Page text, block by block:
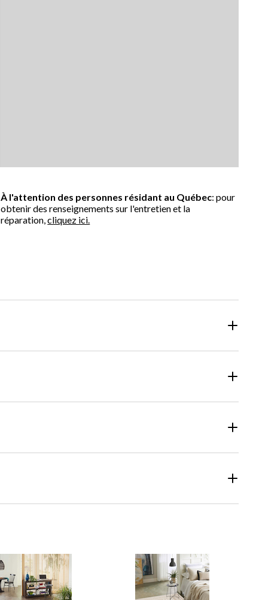
À l'attention des personnes résidant au Québec: pour
obtenir des renseignements sur l'entretien et la
réparation,cliquez ici.